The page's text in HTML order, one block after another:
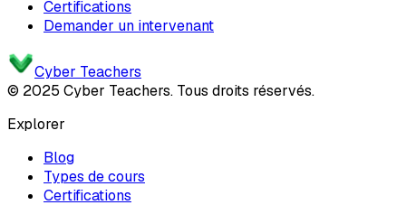
Certifications
Demander un intervenant
Cyber Teachers
© 2025 Cyber Teachers. Tous droits réservés.
Explorer
Blog
Types de cours
Certifications